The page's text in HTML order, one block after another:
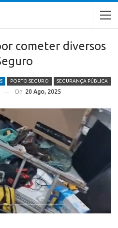
cometer diversos
PORTO SEGURO SEGURANÇA PÚBLICA
On 20 Ago, 2025